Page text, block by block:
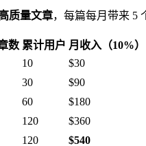
质量文章，每篇每月带来 5
数 累计用户 月收入（10%）
10
$30
30
$90
60
$180
120
$360
120 $540